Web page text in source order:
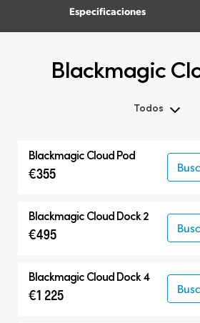
Especificaciones
Blackmagic
Todos
Blackmagic Cloud
Blackmagic Cloud Pod
€355
Blackmagic Cloud Dock 2
€495
Blackmagic Cloud Dock 4
€1 225